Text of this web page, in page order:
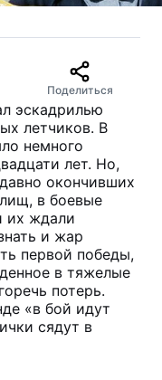
Поделиться
эскадрилью
летчиков. В
немного
лет. Но,
окончивших
в боевые
их ждали
и жар
первой победы,
в тяжелые
потерь.
«в бой идут
сядут в